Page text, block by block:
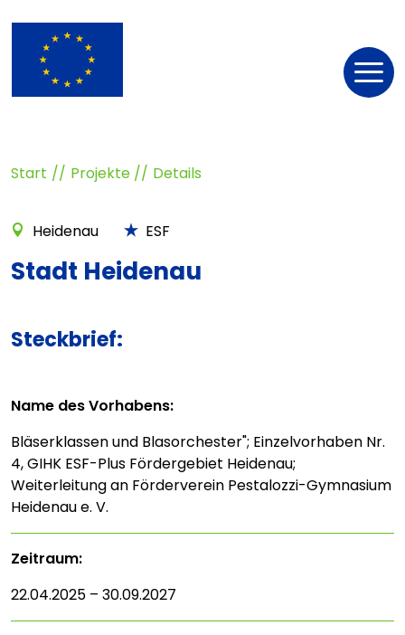
Start Projekte Details
Heidenau ESF
Stadt Heidenau
Steckbrief:
Name des Vorhabens:
Bläserklassen und Blasorchester"; Einzelvorhaben Nr.
4, GIHK ESF-Plus Fördergebiet Heidenau;
Weiterleitung an Förderverein Pestalozzi-Gymnasium
Heidenau e. V.
Zeitraum:
22.04.2025 – 30.09.2027